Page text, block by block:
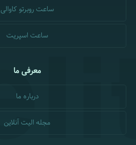
ساعت روبرتو کاوالی
ساعت اسپریت
معرفی ما
درباره ما
مجله الیت آنلاین